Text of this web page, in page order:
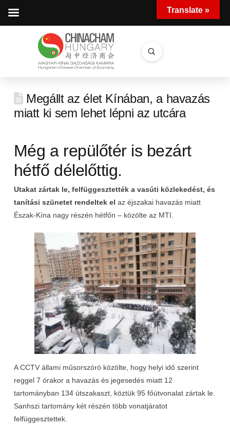
Search
Submit
Megállt az élet Kínában, a havazás
miatt ki sem lehet lépni az utcára
Még a repülőtér is bezárt
hétfő délelőttig.
Utakat zártak le, felfüggesztették a vasúti közlekedést, és
tanítási szünetet rendeltek el az éjszakai havazás miatt
Észak-Kína nagy részén hétfőn – közölte az MTI.
A CCTV állami műsorszóró közölte, hogy helyi idő szerint
reggel 7 órakor a havazás és jegesedés miatt 12
tartományban 134 útszakaszt, köztük 95 főútvonalat zártak le.
Sanhszi tartomány két részén több vonatjáratot
felfüggesztettek.
Translate »